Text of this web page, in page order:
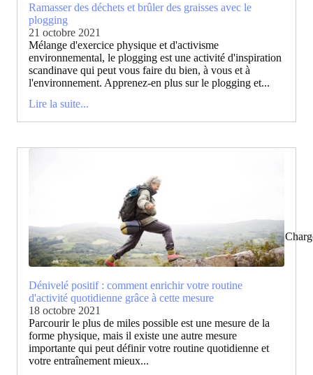
Ramasser des déchets et brûler des graisses avec le
plogging
21 octobre 2021
Mélange d'exercice physique et d'activisme
environnemental, le plogging est une activité d'inspiration
scandinave qui peut vous faire du bien, à vous et à
l'environnement. Apprenez-en plus sur le plogging et...
Lire la suite...
Dénivelé positif : comment enrichir votre routine
d'activité quotidienne grâce à cette mesure
18 octobre 2021
Parcourir le plus de miles possible est une mesure de la
forme physique, mais il existe une autre mesure
importante qui peut définir votre routine quotidienne et
votre entraînement mieux...